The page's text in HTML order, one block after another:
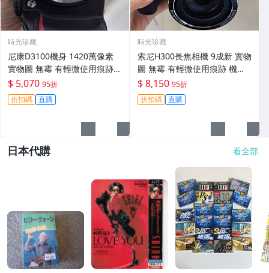
時光珍藏
尼康D3100機身 1420萬像素
實物圖 無霉 有輕微使用痕跡
機身原裝 無拆修無翻新 臨-34
3
$ 5,070 95折
折扣碼 直購
時光珍藏
索尼H300長焦相機 9成新 實物
圖 無霉 有輕微使用痕跡 機身
鏡頭原裝 無拆修無翻新-3430
$ 8,150 95折
折扣碼 直購
日本代購 看全部